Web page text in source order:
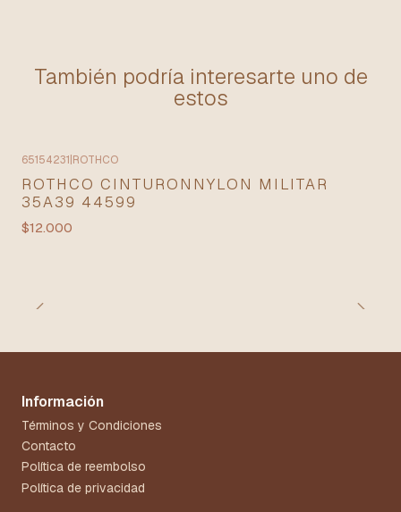
También podría interesarte uno de
estos
65154231 ROTHCO
ROTHCO CINTURONNYLON MILITAR
35A39 44599
$12.000
Información
Términos y Condiciones
Contacto
Política de reembolso
Política de privacidad